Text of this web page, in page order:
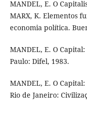
MANDEL, E. O
MARX, K. Elementos
economia política.
MANDEL, E. O
Paulo: Difel, 1983.
MANDEL, E. O
Rio de Janeiro: